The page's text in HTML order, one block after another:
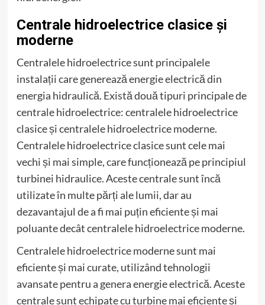
Centrale hidroelectrice clasice și
moderne
Centralele hidroelectrice sunt principalele
instalații care generează energie electrică din
energia hidraulică. Există două tipuri principale de
centrale hidroelectrice: centralele hidroelectrice
clasice și centralele hidroelectrice moderne.
Centralele hidroelectrice clasice sunt cele mai
vechi și mai simple, care funcționează pe principiul
turbinei hidraulice. Aceste centrale sunt încă
utilizate în multe părți ale lumii, dar au
dezavantajul de a fi mai puțin eficiente și mai
poluante decât centralele hidroelectrice moderne.
Centralele hidroelectrice moderne sunt mai
eficiente și mai curate, utilizând tehnologii
avansate pentru a genera energie electrică. Aceste
centrale sunt echipate cu turbine mai eficiente și